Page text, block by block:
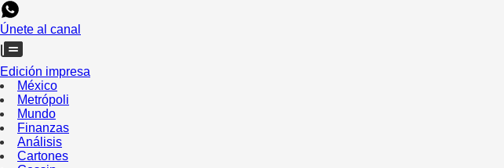
Únete al canal
Edición impresa
México
Metrópoli
Mundo
Finanzas
Análisis
Cartones